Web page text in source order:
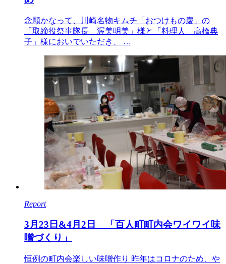
念願かなって、川崎名物キムチ「おつけもの慶」の
「取締役祭事隊長 渥美明美」様と「料理人 高橋典
子」様においでいただき、 …
Report
3月23日&4月2日 「百人町町内会ワイワイ味
噌づくり」
恒例の町内会楽しい味噌作り 昨年はコロナのため、や